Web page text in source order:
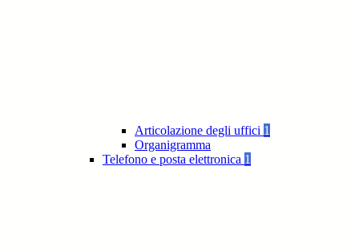
Articolazione degli uffici 1
Organigramma
Telefono e posta elettronica 1